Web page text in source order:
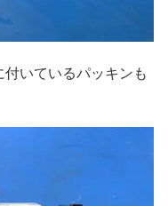
いているパッキンも